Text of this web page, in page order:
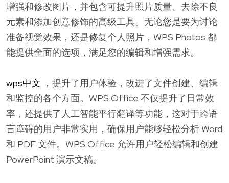
增强和修改图片，并包含可提升照片质量、去除不良
元素和添加创意修饰的高级工具。无论您是要为讨论
准备视觉效果，还是修复个人照片，WPS Photos 都
能提供全面的选项，满足您的编辑和增强需求。
wps中文 ，提升了用户体验，改进了文件创建、编辑
和监控的各个方面。WPS Office 不仅提升了日常效
率，还提供了人工智能平行翻译等功能，这对于跨语
言障碍的用户非常实用，确保用户能够轻松分析 Word
和 PDF 文件。WPS Office 允许用户轻松编辑和创建
PowerPoint 演示文稿。